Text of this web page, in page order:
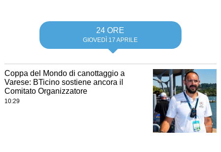
24 ORE
GIOVEDÌ 17 APRILE
Coppa del Mondo di canottaggio a
Varese: BTicino sostiene ancora il
Comitato Organizzatore
10:29